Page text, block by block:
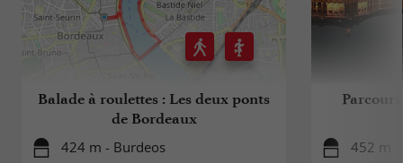
Balade à roulettes : Les deux ponts
de Bordeaux
424 m - Burdeos 452 m -